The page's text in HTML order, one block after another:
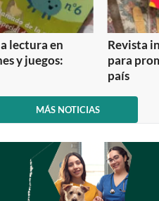
lectura en
y juegos:
Revista
para
país
MÁS NOTICIAS